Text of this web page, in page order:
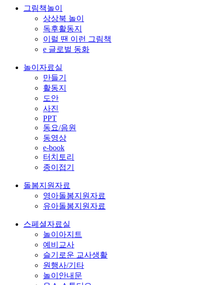
그림책놀이
상상북 놀이
독후활동지
이럴 땐 이런 그림책
e 글로벌 동화
놀이자료실
만들기
활동지
도안
사진
PPT
동요/음원
동영상
e-book
터치토리
종이접기
돌봄지원자료
영아돌봄지원자료
유아돌봄지원자료
스페셜자료실
놀이아지트
예비교사
슬기로운 교사생활
원행사/기타
놀이안내문